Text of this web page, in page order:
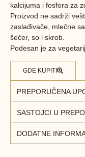
kalcijuma i fosfora za
Proizvod ne sadrži
zaslađivače, mlečne
šećer, so i skrob.
Podesan je za
GDE KUPITI
PREPORUČENA
SASTOJCI U
DODATNE